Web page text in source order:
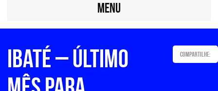
MENU
IBATÉ – Último
Compartilhe: